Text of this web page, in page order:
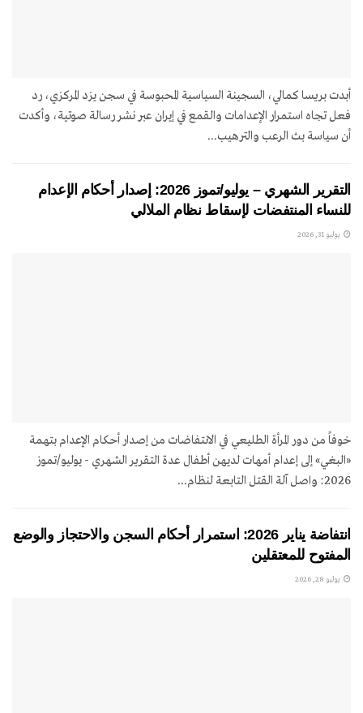
أبدت بريسا كمالي، السجينة السياسية المحبوسة في سجن يزد المركزي، رد
فعل تجاه استمرار الإعدامات والقمع في إيران عبر نشر رسالة صوتية، وأكدت
أن سياسة بث الرعب والترهيب...
التقرير الشهري – يوليو/تموز 2026: إصدار أحكام الإعدام
للنساء المنتفضات لإسقاط نظام الملالي
يوليو 31, 2026
خوفاً من دور المرأة الطليعي في الانتفاضات من إصدار أحكام الإعدام بتهمة
«البغي» إلى إعدام أمهات لديهن أطفال عدة التقرير الشهري - يوليو/تموز
2026: واصل آلة القتل التابعة لنظام...
انتفاضة يناير 2026: استمرار أحكام السجن والاحتجاز والوضع
المفتوح للمعتقلين
يوليو 28, 2026